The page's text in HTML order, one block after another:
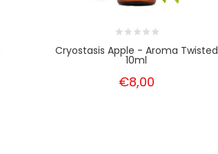
Cryostasis Apple - Aroma Twisted
10ml
€8,00